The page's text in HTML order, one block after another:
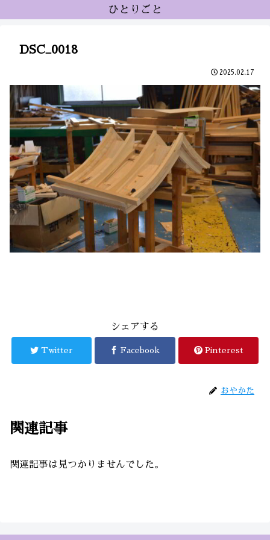
ひとりごと
DSC_0018
2025.02.17
シェアする
Twitter Facebook Pinterest
おやかた
関連記事
関連記事は見つかりませんでした。